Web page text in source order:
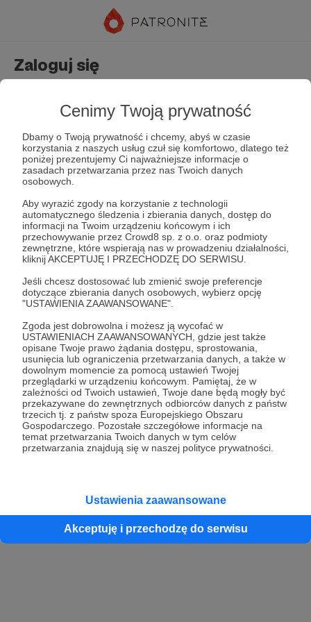
Cenimy Twoją prywatność
Dbamy o Twoją prywatność i chcemy, abyś w czasie
korzystania z naszych usług czuł się komfortowo, dlatego też
poniżej prezentujemy Ci najważniejsze informacje o
zasadach przetwarzania przez nas Twoich danych
osobowych.
Aby wyrazić zgody na korzystanie z technologii
automatycznego śledzenia i zbierania danych, dostęp do
informacji na Twoim urządzeniu końcowym i ich
przechowywanie przez Crowd8 sp. z o.o. oraz podmioty
zewnętrzne, które wspierają nas w prowadzeniu działalności,
kliknij AKCEPTUJĘ I PRZECHODZĘ DO SERWISU.
Jeśli chcesz dostosować lub zmienić swoje preferencje
dotyczące zbierania danych osobowych, wybierz opcję
"USTAWIENIA ZAAWANSOWANE".
Zgoda jest dobrowolna i możesz ją wycofać w
USTAWIENIACH ZAAWANSOWANYCH, gdzie jest także
opisane Twoje prawo żądania dostępu, sprostowania,
usunięcia lub ograniczenia przetwarzania danych, a także w
dowolnym momencie za pomocą ustawień Twojej
przeglądarki w urządzeniu końcowym. Pamiętaj, że w
zależności od Twoich ustawień, Twoje dane będą mogły być
przekazywane do zewnętrznych odbiorców danych z państw
trzecich tj. z państw spoza Europejskiego Obszaru
Gospodarczego. Pozostałe szczegółowe informacje na
temat przetwarzania Twoich danych w tym celów
przetwarzania znajdują się w naszej polityce prywatności.
Ustawienia zaawansowane
Akceptuję i przechodzę do serwisu
Zaloguj się
Zapamiętaj mnie Zapomniałeś hasła?
Zaloguj
lub
Kontynuuj z Google
Kontynuuj z Facebook
Kontynuuj z Apple
konta przez osobę niepełnoletnią” dostępny w regulaminie Patronite.pl